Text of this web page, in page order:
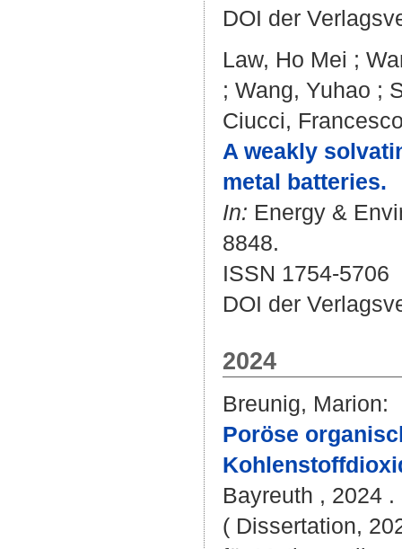
DOI der
Law, Ho Mei ;
; Wang, Yuhao ;
Ciucci,
A weakly
metal batteries.
In: Energy &
8848.
ISSN 1754-5706
DOI der
2024
Breunig, Marion:
Poröse
Bayreuth , 2024 .
( Dissertation,